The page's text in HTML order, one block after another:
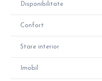
Disponibilitate
Confort
Stare interior
Imobil